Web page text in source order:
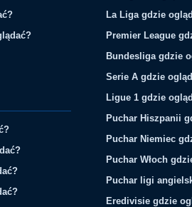
La Liga gdzie
Premier League
Bundesliga gdzie
Serie A gdzie
Ligue 1 gdzie
Puchar Hiszpanii
Puchar Niemiec
Puchar Włoch
Puchar ligi
Eredivisie gdzie